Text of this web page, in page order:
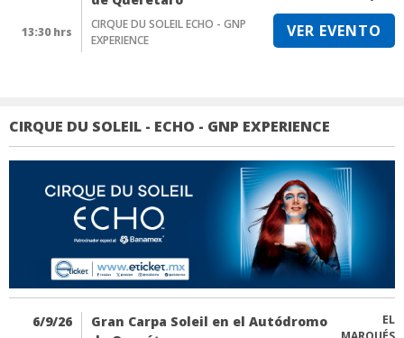
13:30 hrs
CIRQUE DU SOLEIL ECHO - GNP
EXPERIENCE
VER EVENTO
CIRQUE DU SOLEIL - ECHO - GNP EXPERIENCE
6/9/26
Gran Carpa Soleil en el Autódromo
EL